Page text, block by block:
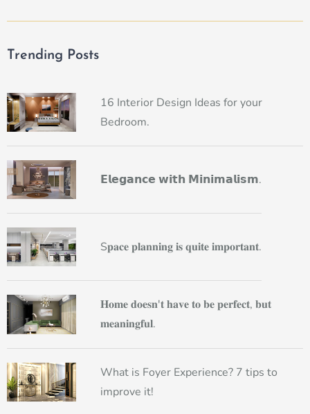
Trending Posts
16 Interior Design Ideas for your
Bedroom.
𝗘𝗹𝗲𝗴𝗮𝗻𝗰𝗲 𝘄𝗶𝘁𝗵 𝗠𝗶𝗻𝗶𝗺𝗮𝗹𝗶𝘀𝗺.
S𝐩𝐚𝐜𝐞 𝐩𝐥𝐚𝐧𝐧𝐢𝐧𝐠 𝐢𝐬 𝐪𝐮𝐢𝐭𝐞 𝐢𝐦𝐩𝐨𝐫𝐭𝐚𝐧𝐭.
𝐇𝐨𝐦𝐞 𝐝𝐨𝐞𝐬𝐧'𝐭 𝐡𝐚𝐯𝐞 𝐭𝐨 𝐛𝐞 𝐩𝐞𝐫𝐟𝐞𝐜𝐭, 𝐛𝐮𝐭
𝐦𝐞𝐚𝐧𝐢𝐧𝐠𝐟𝐮𝐥.
What is Foyer Experience? 7 tips to
improve it!